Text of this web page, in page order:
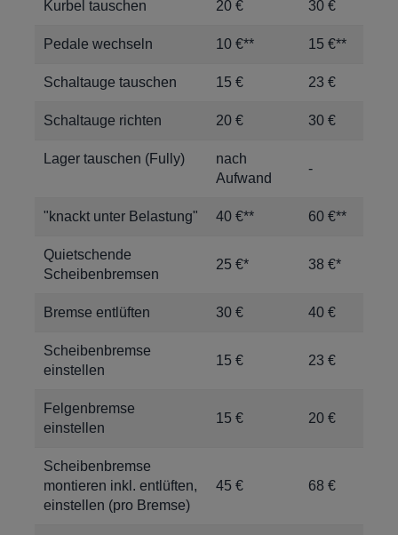
Kurbel tauschen 20 € 30 €
Pedale wechseln 10 €** 15 €**
Schaltauge tauschen 15 € 23 €
Schaltauge richten 20 € 30 €
Lager tauschen (Fully)
nach
Aufwand
-
"knackt unter Belastung" 40 €** 60 €**
Quietschende
Scheibenbremsen
25 €* 38 €*
Bremse entlüften 30 € 40 €
Scheibenbremse
einstellen
15 € 23 €
Felgenbremse
einstellen
15 € 20 €
Scheibenbremse
montieren inkl. entlüften,
einstellen (pro Bremse)
45 € 68 €